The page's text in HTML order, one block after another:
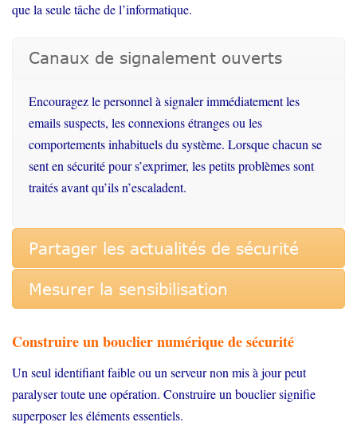
que la seule tâche de l’informatique.
Canaux de signalement ouverts
Encouragez le personnel à signaler immédiatement les
emails suspects, les connexions étranges ou les
comportements inhabituels du système. Lorsque chacun se
sent en sécurité pour s’exprimer, les petits problèmes sont
traités avant qu’ils n’escaladent.
Partager les actualités de sécurité
Mesurer la sensibilisation
Construire un bouclier numérique de sécurité
Un seul identifiant faible ou un serveur non mis à jour peut
paralyser toute une opération. Construire un bouclier signifie
superposer les éléments essentiels.